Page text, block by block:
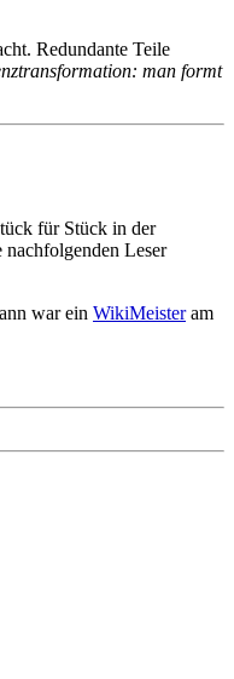
Redundante Teile
man formt
für Stück in der
Leser
war ein WikiMeisteram